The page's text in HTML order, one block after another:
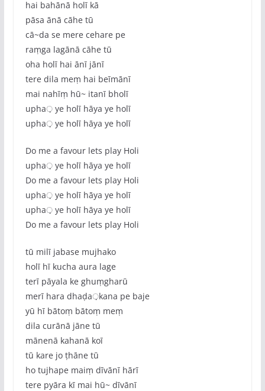
hai bahānā holī kā
pāsa ānā cāhe tū
cā~da se mere cehare pe
raṃga lagānā cāhe tū
oha holī hai ānī jānī
tere dila meṃ hai beīmānī
mai nahīṃ hū~ itanī bholī
upha़ ye holī hāya ye holī
upha़ ye holī hāya ye holī
Do me a favour lets play Holi
upha़ ye holī hāya ye holī
Do me a favour lets play Holi
upha़ ye holī hāya ye holī
upha़ ye holī hāya ye holī
Do me a favour lets play Holi
tū milī jabase mujhako
holī hī kucha aura lage
terī pāyala ke ghuṃgharū
merī hara dhaḍa़kana pe baje
yū hī bātoṃ bātoṃ meṃ
dila curānā jāne tū
mānenā kahanā koī
tū kare jo ṭhāne tū
ho tujhape maiṃ dīvānī hārī
tere pyāra kī mai hū~ dīvānī